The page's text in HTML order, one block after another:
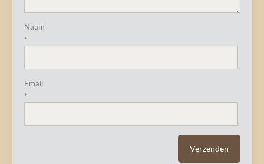
Naam
*
Email
*